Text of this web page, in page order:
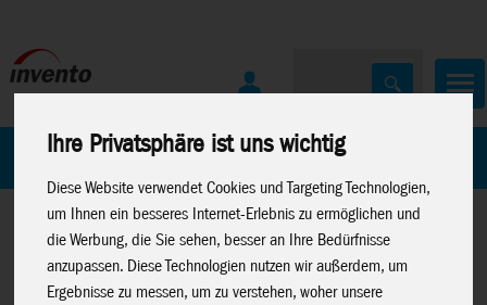
Ihre Privatsphäre ist uns wichtig
Diese Website verwendet Cookies und Targeting Technologien,
um Ihnen ein besseres Internet-Erlebnis zu ermöglichen und
die Werbung, die Sie sehen, besser an Ihre Bedürfnisse
anzupassen. Diese Technologien nutzen wir außerdem, um
Ergebnisse zu messen, um zu verstehen, woher unsere
Home Marken